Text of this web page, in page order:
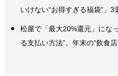
いけない“お得すぎる福袋”」3
松屋で「最大20%還元」にな
る支払い方法”。年末の“飲食